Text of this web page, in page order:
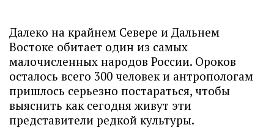
Далеко на крайнем Севере и Дальнем
Востоке обитает один из самых
малочисленных народов России. Ороков
осталось всего 300 человек и антропологам
пришлось серьезно постараться, чтобы
выяснить как сегодня живут эти
представители редкой культуры.